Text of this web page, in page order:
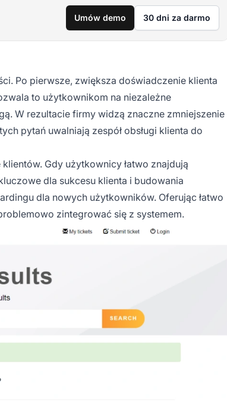
Umów demo 30 dni za darmo
Po pierwsze, zwiększa doświadczenie klienta
to użytkownikom na niezależne
W rezultacie firmy widzą znaczne zmniejszenie
pytań uwalniają zespół obsługi klienta do
Gdy użytkownicy łatwo znajdują
dla sukcesu klienta i budowania
dla nowych użytkowników. Oferując łatwo
zintegrować się z systemem.